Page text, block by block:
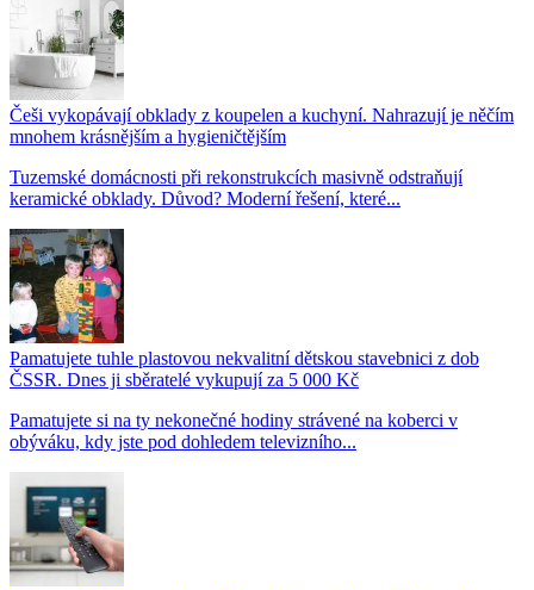
Češi vykopávají obklady z koupelen a kuchyní. Nahrazují je něčím
mnohem krásnějším a hygieničtějším
Tuzemské domácnosti při rekonstrukcích masivně odstraňují
keramické obklady. Důvod? Moderní řešení, které...
Pamatujete tuhle plastovou nekvalitní dětskou stavebnici z dob
ČSSR. Dnes ji sběratelé vykupují za 5 000 Kč
Pamatujete si na ty nekonečné hodiny strávené na koberci v
obýváku, kdy jste pod dohledem televizního...